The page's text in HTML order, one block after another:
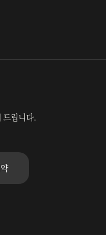
드립니다.